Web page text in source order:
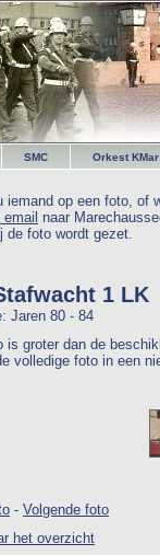
SMC Orkest KMar
iemand op een foto, of
email naar
de foto wordt gezet.
1 LK
Jaren 80 - 84
is groter dan de
volledige foto in een
- Volgende foto
het overzicht